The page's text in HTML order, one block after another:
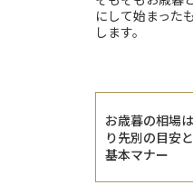
にして始まった
します。
お歳暮の相場
り先別の目安
基本マナー